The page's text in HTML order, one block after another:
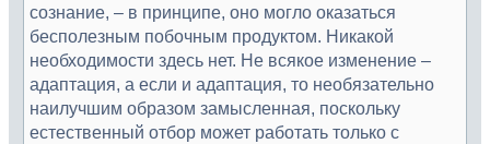
сознание, – в принципе, оно могло оказаться
бесполезным побочным продуктом. Никакой
необходимости здесь нет. Не всякое изменение –
адаптация, а если и адаптация, то необязательно
наилучшим образом замысленная, поскольку
естественный отбор может работать только с